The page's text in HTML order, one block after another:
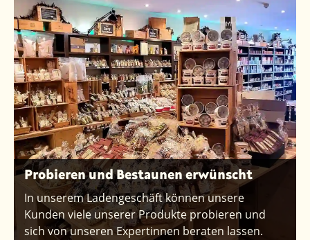
Probieren und Bestaunen erwünscht
In unserem Ladengeschäft können unsere
Kunden viele unserer Produkte probieren und
sich von unseren Expertinnen beraten lassen.